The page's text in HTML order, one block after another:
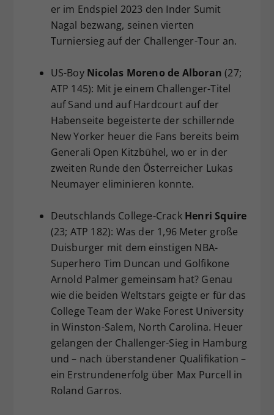
er im Endspiel 2023 den Inder Sumit
Nagal bezwang, seinen vierten
Turniersieg auf der Challenger-Tour an.
US-Boy Nicolas Moreno de Alboran (27;
ATP 145): Mit je einem Challenger-Titel
auf Sand und auf Hardcourt auf der
Habenseite begeisterte der schillernde
New Yorker heuer die Fans bereits beim
Generali Open Kitzbühel, wo er in der
zweiten Runde den Österreicher Lukas
Neumayer eliminieren konnte.
Deutschlands College-Crack Henri Squire
(23; ATP 182): Was der 1,96 Meter große
Duisburger mit dem einstigen NBA-
Superhero Tim Duncan und Golfikone
Arnold Palmer gemeinsam hat? Genau
wie die beiden Weltstars geigte er für das
College Team der Wake Forest University
in Winston-Salem, North Carolina. Heuer
gelangen der Challenger-Sieg in Hamburg
und – nach überstandener Qualifikation –
ein Erstrundenerfolg über Max Purcell in
Roland Garros.